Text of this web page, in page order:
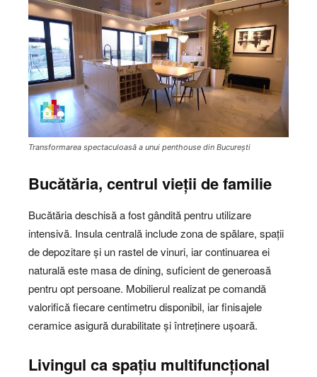
Transformarea spectaculoasă a unui penthouse din București
Bucătăria, centrul vieții de familie
Bucătăria deschisă a fost gândită pentru utilizare
intensivă. Insula centrală include zona de spălare, spații
de depozitare și un rastel de vinuri, iar continuarea ei
naturală este masa de dining, suficient de generoasă
pentru opt persoane. Mobilierul realizat pe comandă
valorifică fiecare centimetru disponibil, iar finisajele
ceramice asigură durabilitate și întreținere ușoară.
Livingul ca spațiu multifuncțional